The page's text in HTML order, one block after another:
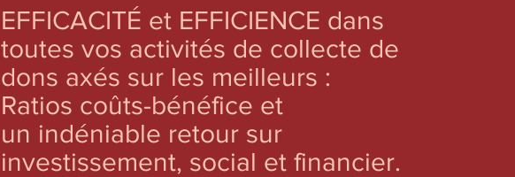
EFFICACITÉ et EFFICIENCE dans
toutes vos activités de collecte de
dons axés sur les meilleurs :
Ratios coûts-bénéfice et
un indéniable retour sur
investissement, social et financier.